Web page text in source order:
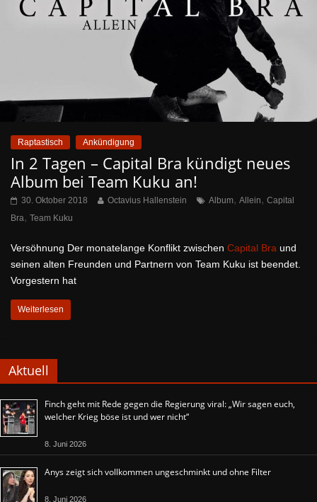
Raptastisch Ankündigung
In 2 Tagen – Capital Bra kündigt neues
Album bei Team Kuku an!
30. Oktober 2018 Octavius Hallenstein Album, Allein, Capital
Bra, Team Kuku
Versöhnung Der monatelange Konflikt zwischen Capital Bra und
seinen alten Freunden und Partnern von Team Kuku ist beendet.
Vorgestern hat
Weiterlesen
Aktuell
Finch geht mit Rede gegen die Regierung viral: „Wir sagen euch,
welcher Krieg böse ist und wer nicht“
8. Juni 2026
Anys zeigt sich vollkommen ungeschminkt und ohne Filter
8. Juni 2026